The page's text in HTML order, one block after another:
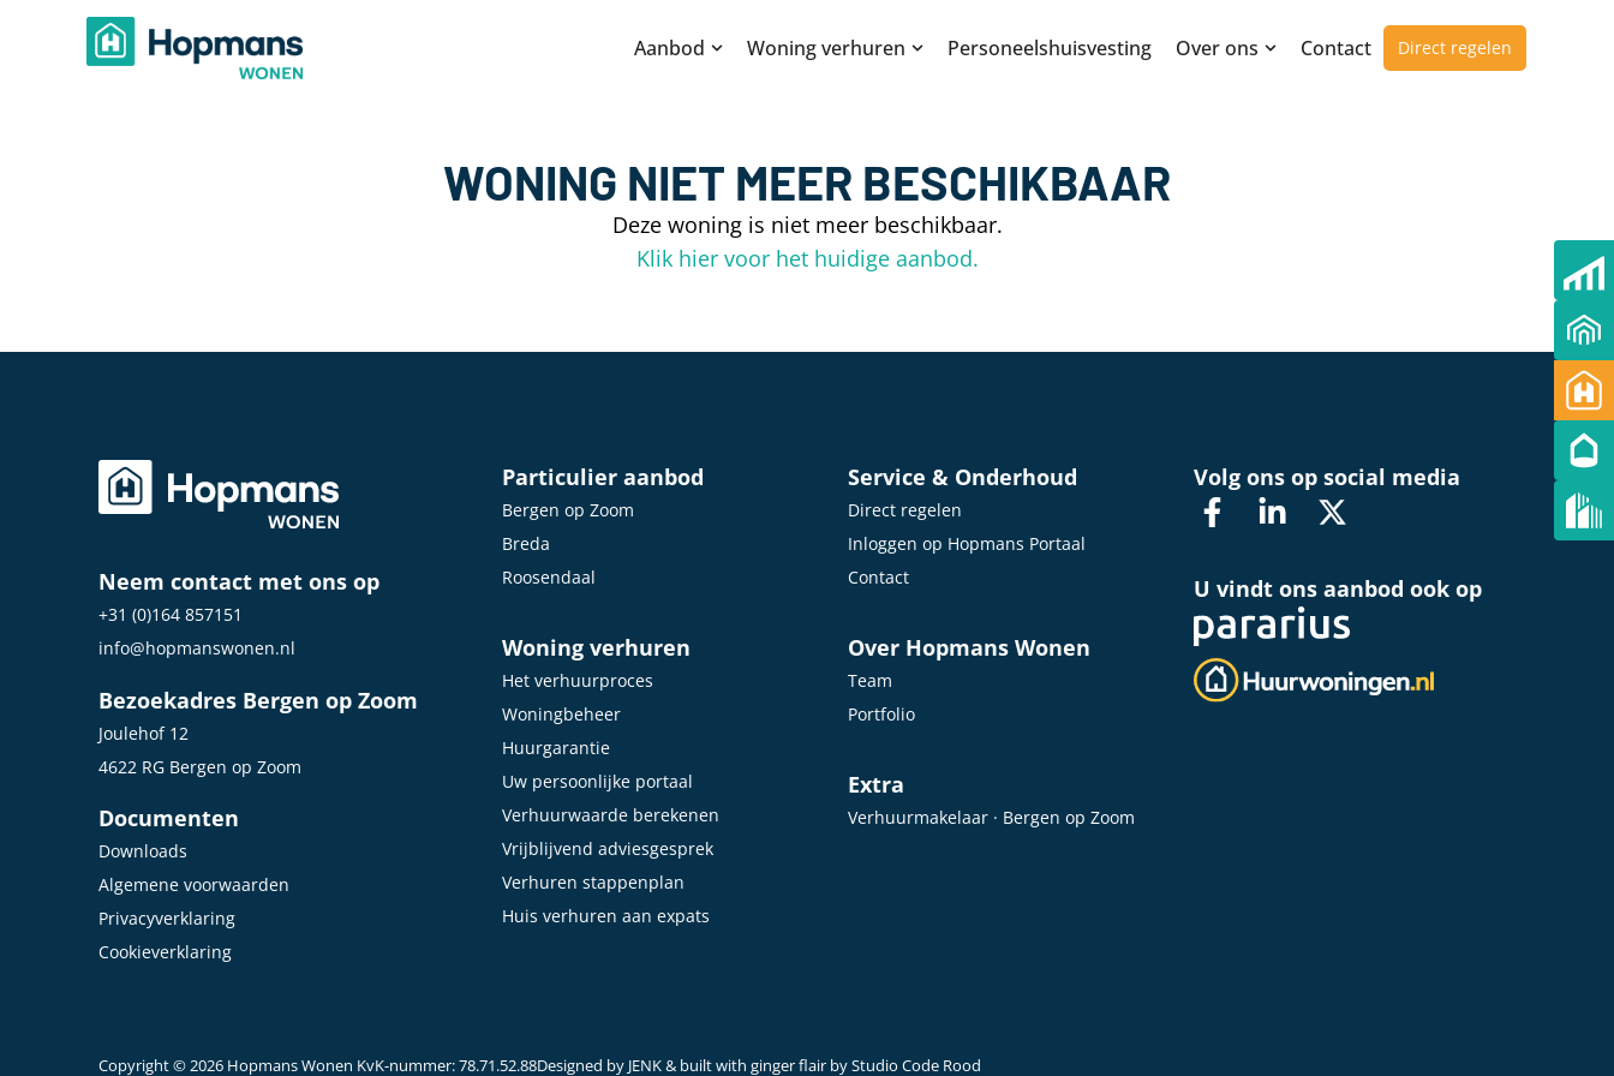
Aanbod Woning verhuren Personeelshuisvesting Over ons Contact Direct regelen
WONING NIET MEER BESCHIKBAAR
Deze woning is niet meer beschikbaar.
Klik hier voor het huidige aanbod.
Neem contact met ons op
+31 (0)164 857151
info@hopmanswonen.nl
Bezoekadres Bergen op Zoom
Joulehof 12
4622 RG Bergen op Zoom
Documenten
Downloads
Algemene voorwaarden
Privacyverklaring
Cookieverklaring
Particulier aanbod
Bergen op Zoom
Breda
Roosendaal
Woning verhuren
Het verhuurproces
Woningbeheer
Huurgarantie
Uw persoonlijke portaal
Verhuurwaarde berekenen
Vrijblijvend adviesgesprek
Verhuren stappenplan
Huis verhuren aan expats
Service & Onderhoud
Direct regelen
Inloggen op Hopmans Portaal
Contact
Over Hopmans Wonen
Team
Portfolio
Extra
Verhuurmakelaar · Bergen op Zoom
Volg ons op social media
U vindt ons aanbod ook op
Copyright © 2026 Hopmans Wonen KvK-nummer: 78.71.52.88Designed by JENK& built with ginger flair byStudio Code Rood